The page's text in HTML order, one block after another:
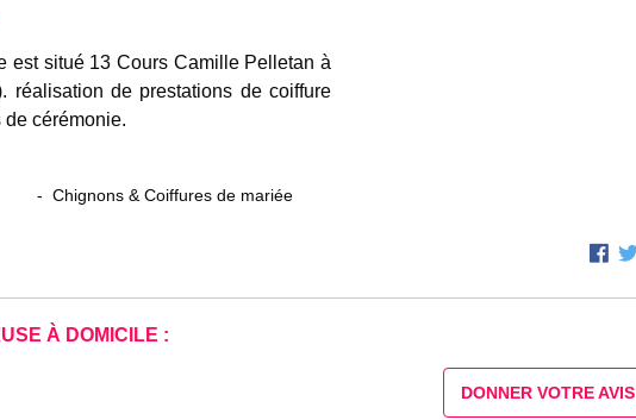
est situé 13 Cours Camille Pelletan à
réalisation de prestations de coiffure
cérémonie.
Chignons & Coiffures de mariée
À DOMICILE :
DONNER VOTRE AVIS